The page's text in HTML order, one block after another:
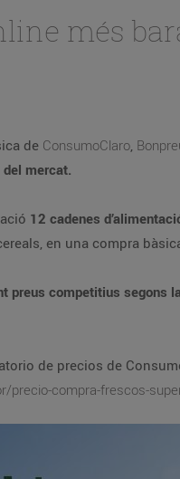
més
de ConsumoClaro,
del mercat.
12 cadenes
en una compra
preus competitius
de precios de
compra-frescos-